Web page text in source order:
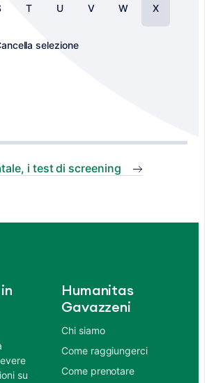
T U V W X
selezione
i test di screening
su
Humanitas
Gavazzeni
Chi siamo
Come raggiungerci
Come prenotare